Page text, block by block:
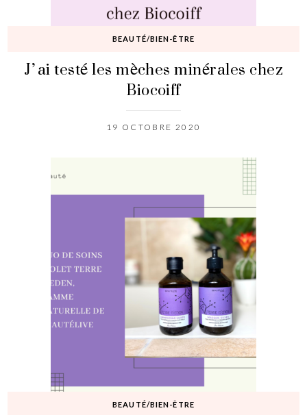
BEAUTÉ/BIEN-ÊTRE
J’ai testé les mèches minérales chez
Biocoiff
19 OCTOBRE 2020
BEAUTÉ/BIEN-ÊTRE